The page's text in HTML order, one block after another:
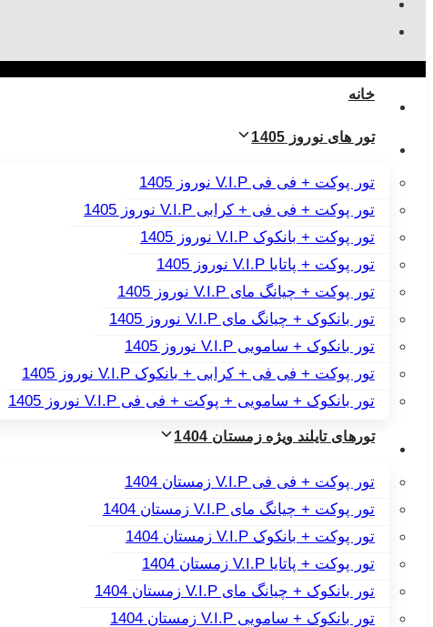
خانه
تور های نوروز 1405
تور پوکت + فی فی V.I.P نوروز 1405
تور پوکت + فی فی + کرابی V.I.P نوروز 1405
تور پوکت + بانکوک V.I.P نوروز 1405
تور پوکت + پاتایا V.I.P نوروز 1405
تور پوکت + چیانگ مای V.I.P نوروز 1405
تور بانکوک + چیانگ مای V.I.P نوروز 1405
تور بانکوک + سامویی V.I.P نوروز 1405
تور پوکت + فی فی + کرابی + بانکوک V.I.P نوروز 1405
تور بانکوک + سامویی + پوکت + فی فی V.I.P نوروز 1405
تورهای تایلند ویژه زمستان 1404
تور پوکت + فی فی V.I.P زمستان 1404
تور پوکت + چیانگ مای V.I.P زمستان 1404
تور پوکت + بانکوک V.I.P زمستان 1404
تور پوکت + پاتایا V.I.P زمستان 1404
تور بانکوک + چیانگ مای V.I.P زمستان 1404
تور بانکوک + سامویی V.I.P زمستان 1404